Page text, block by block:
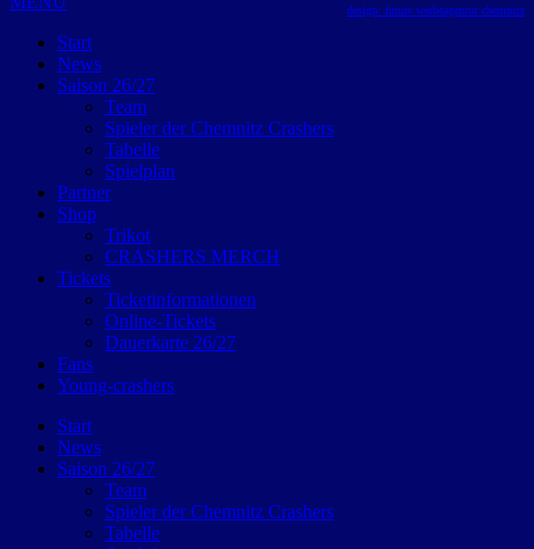
design: future werbeagentur chemnitz
Start
News
Saison 26/27
Team
Spieler der Chemnitz Crashers
Tabelle
Spielplan
Partner
Shop
Trikot
CRASHERS MERCH
Tickets
Ticketinformationen
Online-Tickets
Dauerkarte 26/27
Fans
Young-crashers
Start
News
Saison 26/27
Team
Spieler der Chemnitz Crashers
Tabelle